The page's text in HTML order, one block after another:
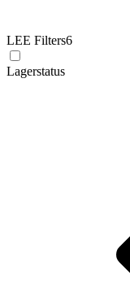
LEE Filters6
Lagerstatus